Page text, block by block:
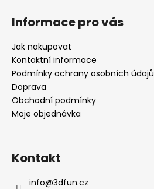
Informace pro vás
Jak nakupovat
Kontaktní informace
Podmínky ochrany osobních údajů
Doprava
Obchodní podmínky
Moje objednávka
Kontakt
info@3dfun.cz